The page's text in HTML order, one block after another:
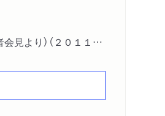
見より）（２０１１．
５年後の日本は？